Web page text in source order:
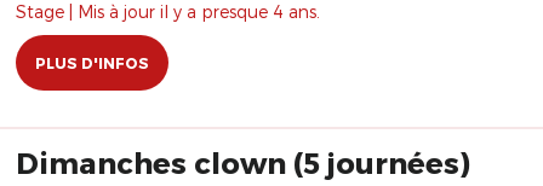
Stage | Mis à jour il y a presque 4 ans.
PLUS D'INFOS
Dimanches clown (5 journées)